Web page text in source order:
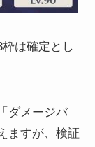
は確定とし
ダメージバ
ますが、検証